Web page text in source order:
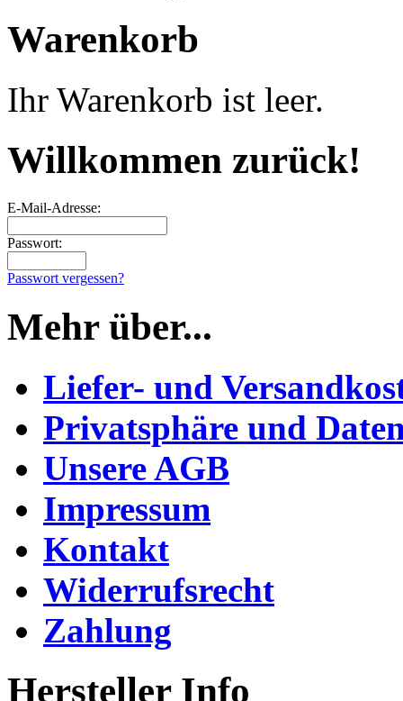
Warenkorb
Ihr Warenkorb ist leer.
Willkommen zurück!
E-Mail-Adresse:
Passwort:
Passwort vergessen?
Mehr über...
Liefer- und
Privatsphäre und
Unsere AGB
Impressum
Kontakt
Widerrufsrecht
Zahlung
Hersteller Info